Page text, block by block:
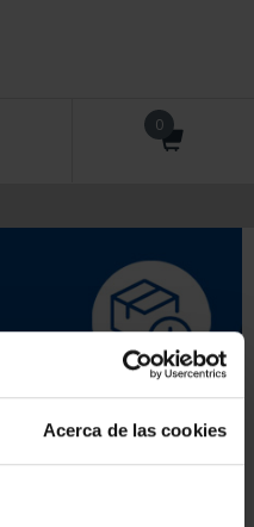
Acerca de las cookies
0